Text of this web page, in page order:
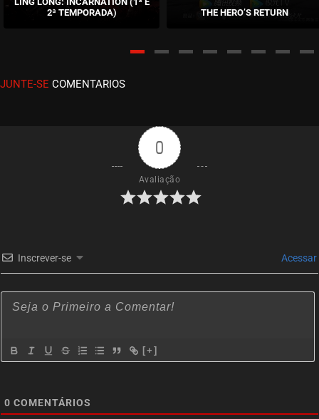
2ª TEMPORADA)
THE HERO’S RETURN
JUNTE-SE COMENTARIOS
0
Avaliação
Inscrever-se Acessar
[+]
0 COMENTÁRIOS